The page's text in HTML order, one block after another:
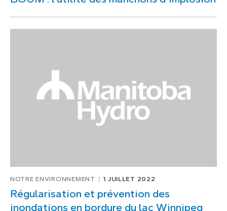
NOTRE ENVIRONNEMENT 1 JUILLET 2022
Régularisation et prévention des
inondations en bordure du lac Winnipeg